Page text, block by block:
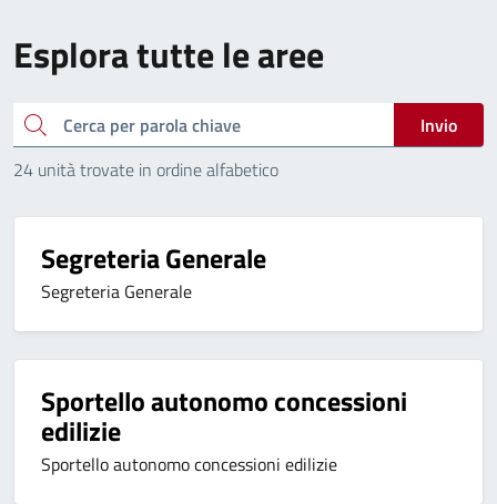
Esplora tutte le aree
Cerca
Invio
24 unità trovate in ordine alfabetico
Segreteria Generale
Segreteria Generale
Sportello autonomo concessioni
edilizie
Sportello autonomo concessioni edilizie